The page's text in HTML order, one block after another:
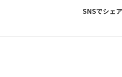
SNSでシェア